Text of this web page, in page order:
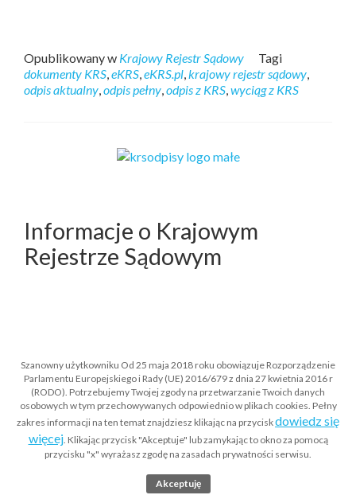
Opublikowany w Krajowy Rejestr Sądowy
Tagi
dokumenty KRS,eKRS,eKRS.pl,krajowy rejestr sądowy,
odpis aktualny,odpis pełny,odpis z KRS,wyciąg z KRS
Informacje o Krajowym
Rejestrze Sądowym
Krajowy Rejestr Sądowy jest ogólnokrajową,
informatyczną bazą danych składającą się z trzech
osobnych rejestrów:
rejestru przedsiębiorców,
rejestru stowarzyszeń, innych organizacji
społecznych i zawodowych, fundacji oraz
zakładówopieki zdrowotnej,
Szanowny użytkowniku Od 25 maja 2018 roku obowiązuje Rozporządzenie
Parlamentu Europejskiego i Rady (UE) 2016/679 z dnia 27 kwietnia 2016 r
(RODO). Potrzebujemy Twojej zgody na przetwarzanie Twoich danych
osobowych w tym przechowywanych odpowiednio w plikach cookies. Pełny
zakres informacji na ten temat znajdziesz klikając na przyciskdowiedz się
więcej. Klikając przycisk "Akceptuje" lub zamykając to okno za pomocą
przycisku "x" wyrażasz zgodę na zasadach prywatności serwisu.
Akceptuję